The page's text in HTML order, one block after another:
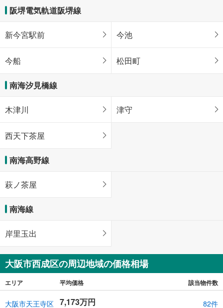
阪堺電気軌道阪堺線
新今宮駅前 今池
今船 松田町
南海汐見橋線
木津川 津守
西天下茶屋
南海高野線
萩ノ茶屋
南海線
岸里玉出
大阪市西成区の周辺地域の価格相場
エリア 平均価格 該当物件数
大阪市天王寺区 7,173万円 82件